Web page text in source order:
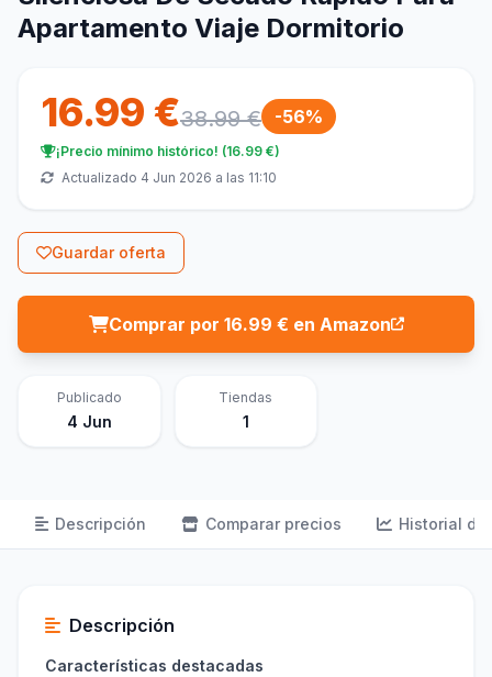
Apartamento Viaje Dormitorio
16.99 €38.99 € -56%
¡Precio mínimo histórico! (16.99 €)
Actualizado 4 Jun 2026 a las 11:10
Guardar oferta
Comprar por 16.99 € en Amazon
Publicado
4 Jun
Tiendas
1
Descripción Comparar precios Historial de
Descripción
Características destacadas